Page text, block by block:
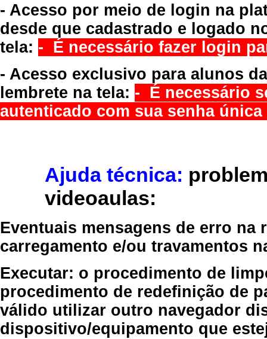
- Acesso por meio de login na
desde que cadastrado e logado
tela: - É necessário fazer login
- Acesso exclusivo para alunos
lembrete na tela: - É necessário
autenticado com sua senha
Ajuda técnica:
videoaulas:
Eventuais mensagens de erro
carregamento e/ou travamentos
Executar: o procedimento de
procedimento de redefinição de
válido utilizar outro navegador
dispositivo/equipamento que